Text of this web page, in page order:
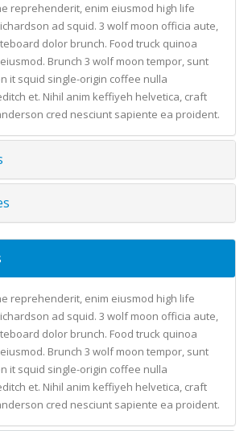
reprehenderit, enim eiusmod high life
ad squid. 3 wolf moon officia aute,
dolor brunch. Food truck quinoa
Brunch 3 wolf moon tempor, sunt
it squid single-origin coffee nulla
et. Nihil anim keffiyeh helvetica, craft
cred nesciunt sapiente ea proident.
reprehenderit, enim eiusmod high life
ad squid. 3 wolf moon officia aute,
dolor brunch. Food truck quinoa
Brunch 3 wolf moon tempor, sunt
it squid single-origin coffee nulla
et. Nihil anim keffiyeh helvetica, craft
cred nesciunt sapiente ea proident.